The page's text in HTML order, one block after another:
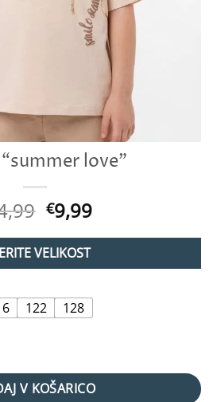
love”
Izvirna
cena
je
bila:
€9,99Trenutna
je:
€9,99.
VELIKOST
122 128
V KOŠARICO